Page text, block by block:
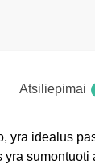
Atsiliepimai
yra idealus
sumontuoti